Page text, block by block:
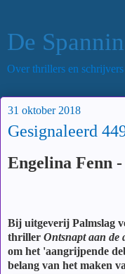
De
Over thrillers en schrijvers
31 oktober 2018
Gesignaleerd
Engelina Fenn
Bij uitgeverij Palmslag
thriller Ontsnapt aan de
om het 'aangrijpende
belang van het maken